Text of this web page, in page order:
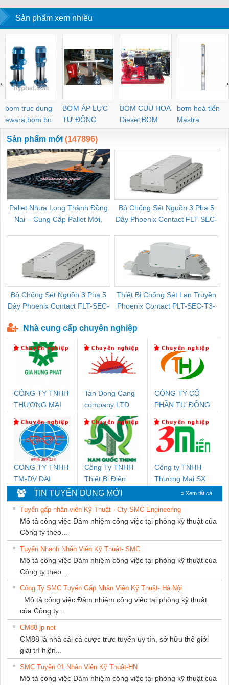
PK88
Turbo TB1100
Sản phẩm xem nhiều
bom truc dung
ewara,bom bu
ewara
BƠM ÁP LỰC
TỰ ĐỘNG
BOM CUU HOA
Diesel,BOM
CHUA CHAY
bơm hoả tiển
Mastra
‹ ›
Sản phẩm mới (147896)
Pallet Nhựa Long Thành Đồng
Nai – Cung Cấp Pallet Mới,
Bộ Chống Sét Nguồn 3 Pha 5
Dây Phoenix Contact FLT-SEC-
Bộ Chống Sét Nguồn 3 Pha 5
Dây Phoenix Contact FLT-SEC-
Thiết Bị Chống Sét Lan Truyền
Phoenix Contact PLT-SEC-T3-
Nhà cung cấp chuyên nghiệp
CÔNG TY TNHH
THƯƠNG MẠI
THUẬT ĐIỆN CƠ
GIA HƯNG PHÁT
Tan Dong Cang
company LTD
CÔNG TY CỔ
PHẦN TỰ ĐỘNG
CONG TY TNHH
TM-DV DAI
DONG THANH
Công Ty TNHH
Thiết Bị Điện
Nam Quốc Thịnh
Công ty TNHH
Thương Mại SX
TIN TUYỂN DỤNG MỚI » Xem tất cả
Tuyển gấp nhân viên Kỹ Thuật - Cty SMC Engineering
Mô tả công việc Đảm nhiệm công việc tại phòng kỹ thuật của
Công ty theo...
Tuyển Nhanh Nhân Viên Kỹ Thuật- SMC
Mô tả công việc Đảm nhiệm công việc tại phòng kỹ thuật của
Công ty theo...
Công Ty SMC Tuyển Gấp Nhân Viên Kỹ Thuật- Hà Nội
Mô tả công việc Đảm nhiệm công việc tại phòng kỹ thuật
của Công ty...
CM88 jp net
CM88 là nhà cái cá cược trực tuyến uy tín, sở hữu thế giới
giải trí hiện...
SMC Tuyển 01 Nhân Viên Kỹ Thuật-HN
Mô tả công việc Đảm nhiệm công việc tại phòng kỹ thuật của